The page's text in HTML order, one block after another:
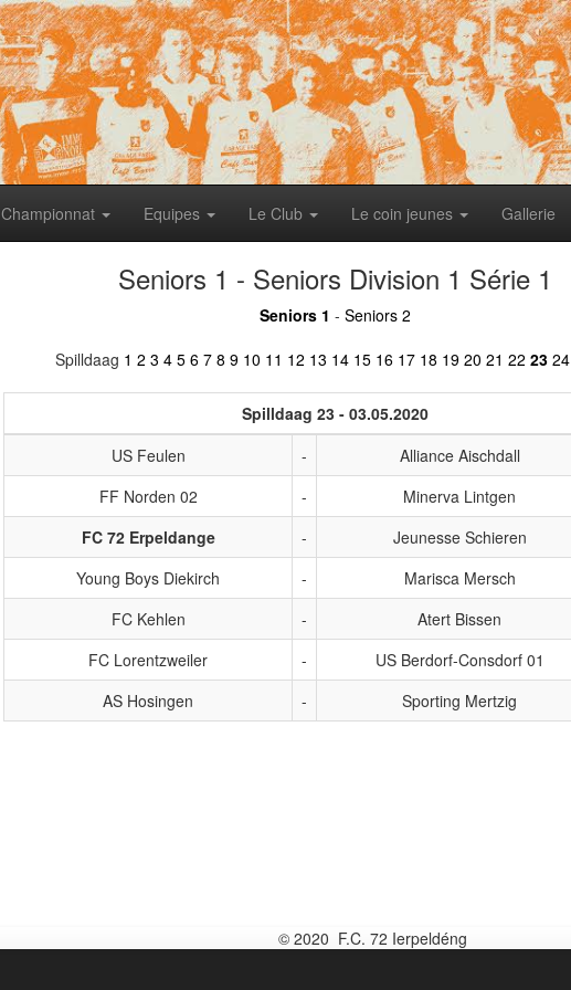
Championnat Equipes Le Club Le coin jeunes Gallerie
Seniors 1 - Seniors Division 1 Série 1
Seniors 1 - Seniors 2
Spilldaag 1 2 3 4 5 6 7 8 9 10 11 12 13 14 15 16 17 18 19 20 21 22 23 24
Spilldaag 23 - 03.05.2020
US Feulen
- Alliance Aischdall
FF Norden 02
- Minerva Lintgen
FC 72 Erpeldange
- Jeunesse Schieren
Young Boys Diekirch
- Marisca Mersch
FC Kehlen
- Atert Bissen
FC Lorentzweiler
- US Berdorf-Consdorf 01
AS Hosingen
- Sporting Mertzig
© 2020 F.C. 72 Ierpeldéng